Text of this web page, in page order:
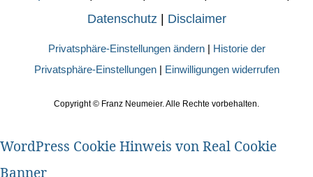
Datenschutz | Disclaimer
Privatsphäre-Einstellungen ändern| Historie der
Privatsphäre-Einstellungen| Einwilligungen widerrufen
Copyright © Franz Neumeier. Alle Rechte vorbehalten.
WordPress Cookie Hinweis von Real Cookie
Banner